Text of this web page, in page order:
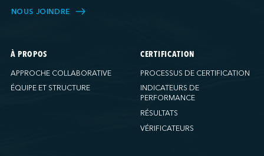
Ports America (IAP)
Ports America (Miami)
Ports America (NATSS)
Ports America (New Orleans)
NOUS JOINDRE
À PROPOS
APPROCHE COLLABORATIVE
ÉQUIPE ET STRUCTURE
CERTIFICATION
PROCESSUS DE CERTIFICATION
INDICATEURS DE
PERFORMANCE
RÉSULTATS
VÉRIFICATEURS